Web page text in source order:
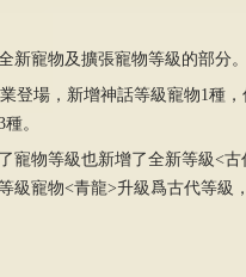
新寵物及擴張寵物等級的部分。
登場，新增神話等級寵物1種，
。
寵物等級也新增了全新等級<
級寵物<青龍>升級爲古代等級